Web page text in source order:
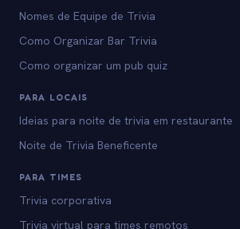
Nomes de Equipe de Trivia
Como Organizar Bar Trivia
Como organizar um pub quiz
PARA LOCAIS
Ideias para noite de trivia em restaurante
Noite de Trivia Beneficente
PARA TIMES
Trivia corporativa
Trivia virtual para times remotos